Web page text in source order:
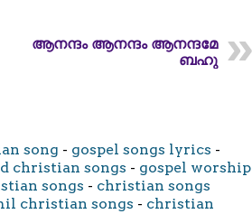
ആനന്ദം ആനന്ദം ആനന്ദമേ
ബഹു
song - gospel songs lyrics -
christian songs - gospel worship
songs - christian songs
christian songs - christian